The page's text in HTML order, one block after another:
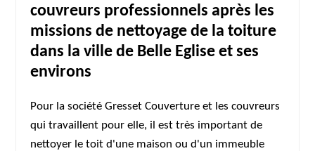
couvreurs professionnels après les
missions de nettoyage de la toiture
dans la ville de Belle Eglise et ses
environs
Pour la société Gresset Couverture et les couvreurs
qui travaillent pour elle, il est très important de
nettoyer le toit d'une maison ou d'un immeuble